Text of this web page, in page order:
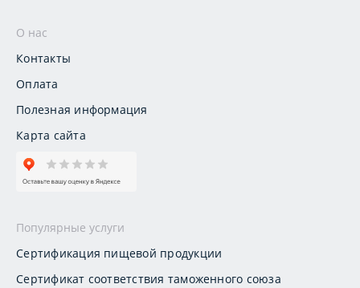
О нас
Контакты
Оплата
Полезная информация
Карта сайта
Популярные услуги
Сертификация пищевой продукции
Сертификат соответствия таможенного союза